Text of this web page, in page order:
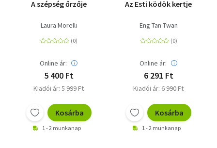
A szépség őrzője
Laura Morelli
Online ár:
5 400 Ft
Kiadói ár: 5 999 Ft
Kosárba
1 - 2 munkanap
Az Esti ködök kertje
Eng Tan Twan
Online ár:
6 291 Ft
Kiadói ár: 6 990 Ft
Kosárba
1 - 2 munkanap